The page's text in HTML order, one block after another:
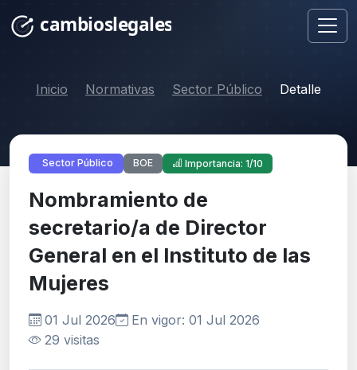
Inicio Normativas Sector Público Detalle
Sector Público BOE Importancia: 1/10
Nombramiento de
secretario/a de Director
General en el Instituto de las
Mujeres
01 Jul 2026
En vigor: 01 Jul 2026
29 visitas